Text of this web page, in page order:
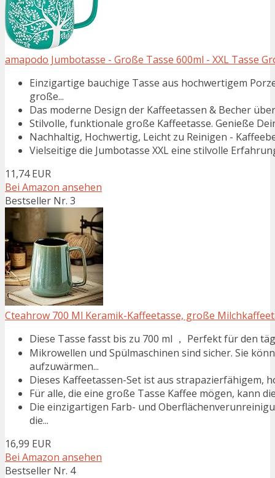
amapodo Jumbotasse - Große Tasse 600ml - XXL Tasse
Einzigartige bauchige Tasse aus hochwertigem
große...
Das moderne Design der Kaffeetassen & Becher
Stilvolle, funktionale große Kaffeetasse. Genieße
Nachhaltig, Hochwertig, Leicht zu Reinigen -
Vielseitige die Jumbotasse XXL eine stilvolle
11,74 EUR
Bei Amazon ansehen
Bestseller Nr. 3
Cteahrow 700 Ml Keramik-Kaffeetasse, große
Diese Tasse fasst bis zu 700 ml ， Perfekt für den
Mikrowellen und Spülmaschinen sind sicher. Sie
aufzuwärmen...
Dieses Kaffeetassen-Set ist aus strapazierfähigem,
Für alle, die eine große Tasse Kaffee mögen, kann
Die einzigartigen Farb- und
die...
16,99 EUR
Bei Amazon ansehen
Bestseller Nr. 4